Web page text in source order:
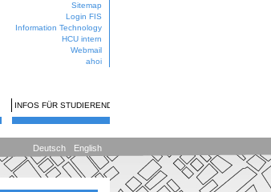
Sitemap
Login FIS
Information Technology
HCU intern
Webmail
ahoi
INFOS FÜR STUDIERENDE
Deutsch English